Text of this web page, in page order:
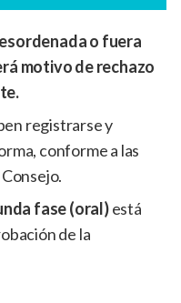
o fuera
motivo de rechazo
registrarse y
conforme a las
fase (oral)está
de la